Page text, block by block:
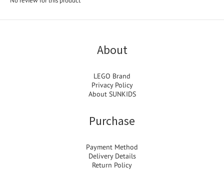
About
LEGO Brand
Privacy Policy
About SUNKIDS
Purchase
Payment Method
Delivery Details
Return Policy